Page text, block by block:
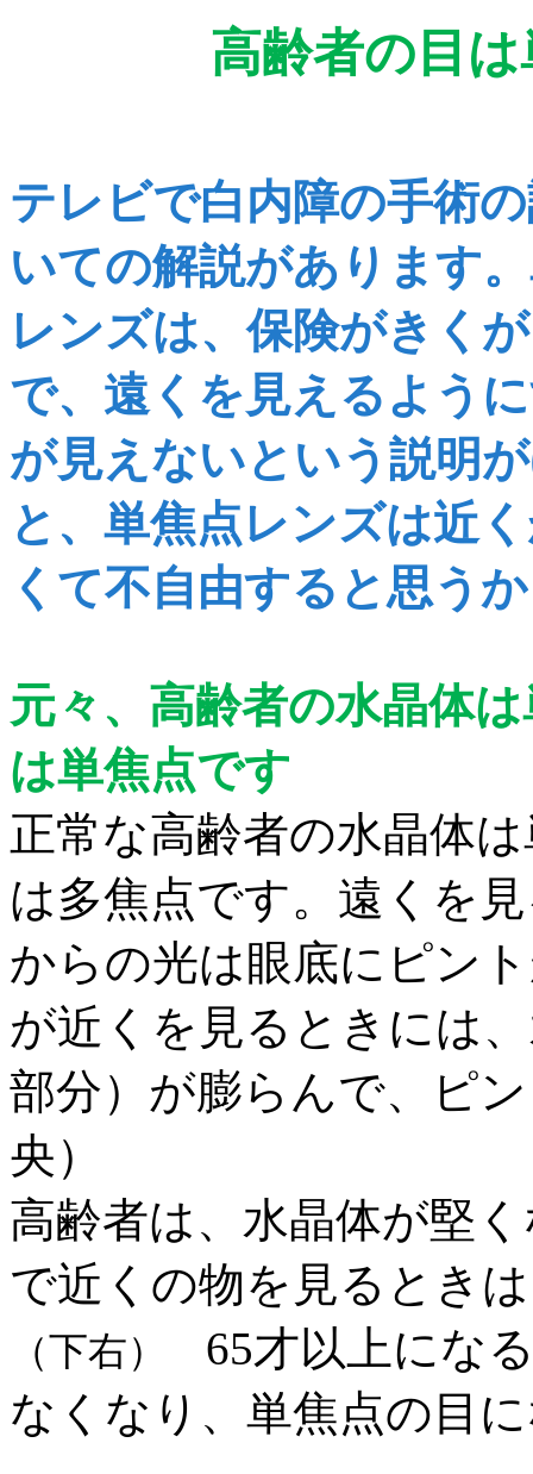
高齢者
テレビで白内障の手術
いての解説があります
レンズは、保険がきく
で、遠くを見えるよう
が見えないという説明
と、単焦点レンズは近
くて不自由すると思う
元々、高齢者の水晶体
は単焦点です
正常な高齢者の水晶体
は多焦点です。 遠くを
からの光は眼底にピン
が近くを見るときには
部分）が膨らんで、ピ
央）
高齢者は、水晶体が堅
で近くの物を見るとき
（下右） 65才以上にな
なくなり、単焦点の目